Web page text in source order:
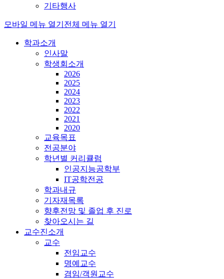
기타행사
모바일 메뉴 열기 전체 메뉴 열기
학과소개
인사말
학생회소개
2026
2025
2024
2023
2022
2021
2020
교육목표
전공분야
학년별 커리큘럼
인공지능공학부
IT공학전공
학과내규
기자재목록
향후전망 및 졸업 후 진로
찾아오시는 길
교수진소개
교수
전임교수
명예교수
겸임/객원교수